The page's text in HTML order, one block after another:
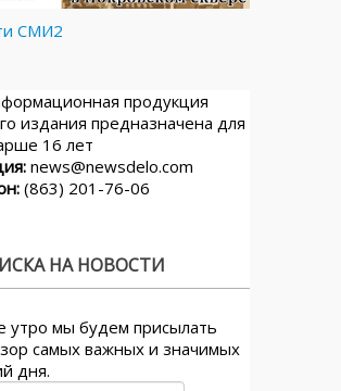
СМИ2
продукция
издания предназначена для
16 лет
news@newsdelo.com
(863) 201-76-06
НА НОВОСТИ
утро мы будем присылать
самых важных и значимых
дня.